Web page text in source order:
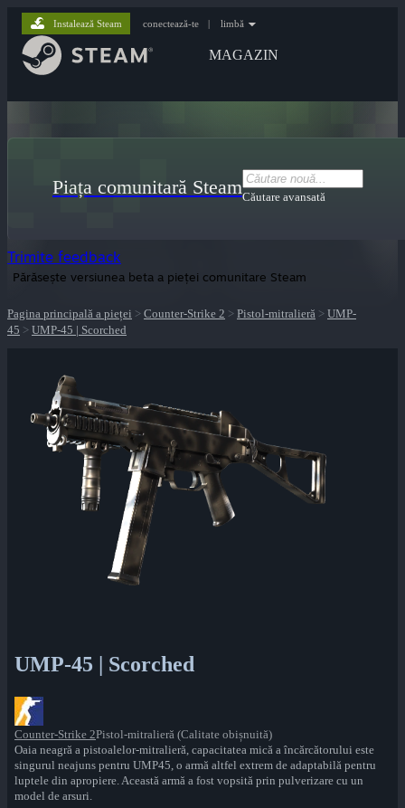
MAGAZIN
Instalează Steam conectează-te | limbă
Piața comunitară SteamCăutare avansată
Trimite feedback
Părăsește versiunea beta a pieței comunitare Steam
Pagina principală a pieței > Counter-Strike 2 > Pistol-mitralieră > UMP-
45 > UMP-45 | Scorched
UMP-45 | Scorched
Counter-Strike 2Pistol-mitralieră (Calitate obișnuită)
Oaia neagră a pistoalelor-mitralieră, capacitatea mică a încărcătorului este
singurul neajuns pentru UMP45, o armă altfel extrem de adaptabilă pentru
luptele din apropiere. Această armă a fost vopsită prin pulverizare cu un
model de arsuri.